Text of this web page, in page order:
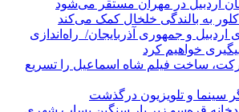
به بالندگی خلخال کمک می‌کند
و جمهوری آذربایجان/ راه‌اندازی
پیگیری خواهیم کرد
ساخت فیلم شاه‌ اسماعیل را تسریع
سینما و تلویزیون درگذشت